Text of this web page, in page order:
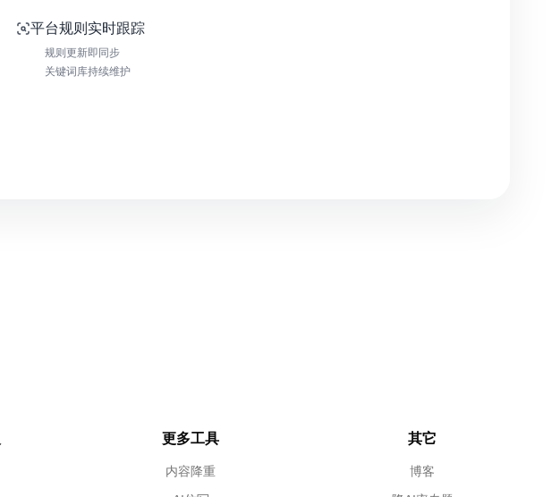
平台规则实时跟踪
规则更新即同步
关键词库持续维护
更多工具
内容降重
其它
博客